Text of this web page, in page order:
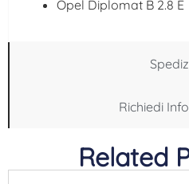
Richiedi
Opel Diplomat B 2.8 E
Related